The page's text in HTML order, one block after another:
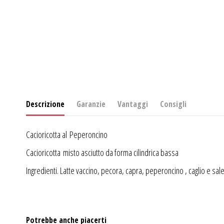
Descrizione Garanzie Vantaggi Consigli
Cacioricotta al Peperoncino
Cacioricotta misto asciutto da forma cilindrica bassa
Ingredienti. Latte vaccino, pecora, capra, peperoncino , caglio e sale
Potrebbe anche piacerti